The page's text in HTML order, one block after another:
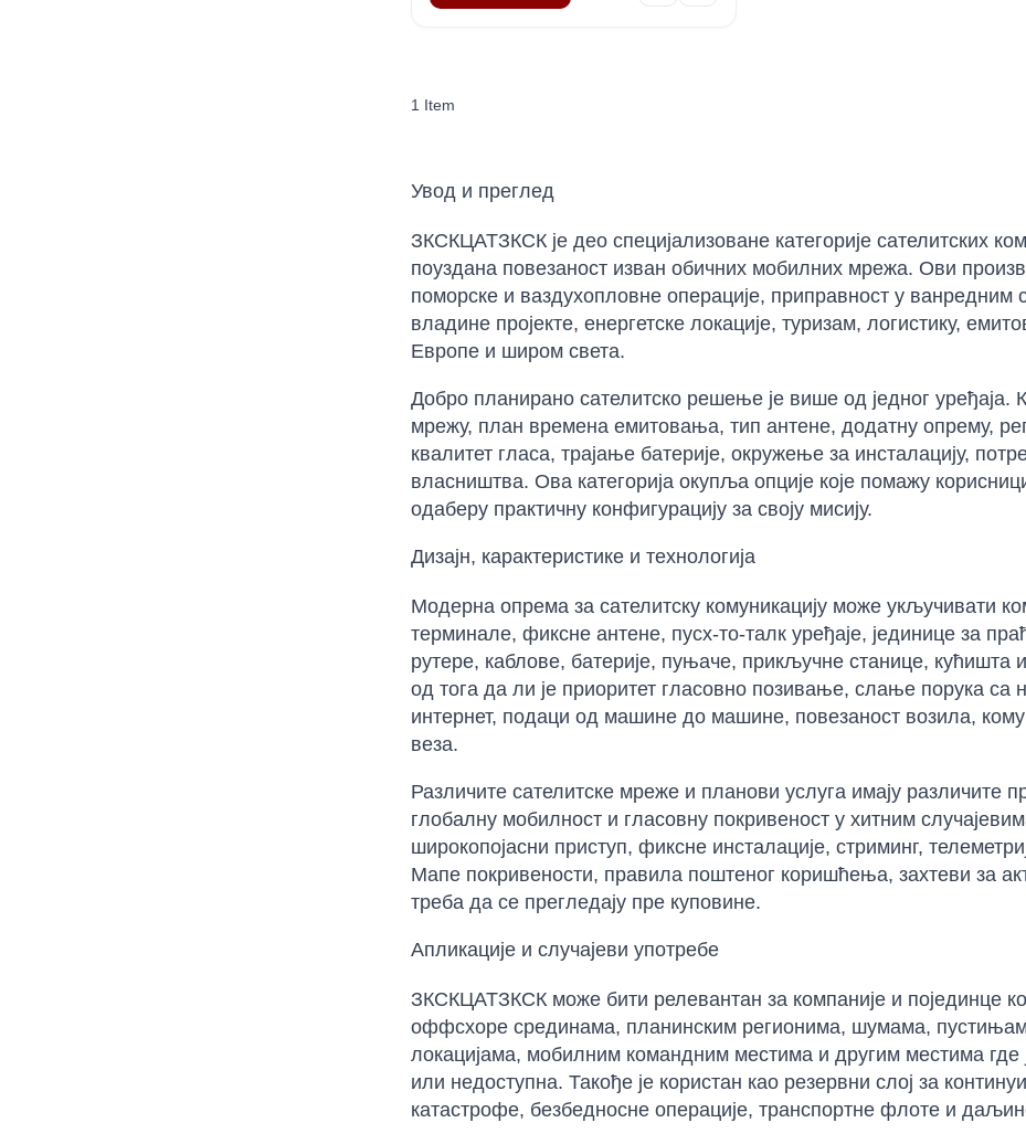
1 Item
Увод и преглед
ЗКСКЦАТЗКСК је део специјализоване категорије сателитских
поуздана повезаност изван обичних мобилних мрежа. Ови
поморске и ваздухопловне операције, приправност у ванредним
владине пројекте, енергетске локације, туризам, логистику,
Европе и широм света.
Добро планирано сателитско решење је више од једног уређаја.
мрежу, план времена емитовања, тип антене, додатну опрему,
квалитет гласа, трајање батерије, окружење за инсталацију,
власништва. Ова категорија окупља опције које помажу
одаберу практичну конфигурацију за своју мисију.
Дизајн, карактеристике и технологија
Модерна опрема за сателитску комуникацију може укључивати
терминале, фиксне антене, пусх-то-талк уређаје, јединице за
рутере, каблове, батерије, пуњаче, прикључне станице, кућишта
од тога да ли је приоритет гласовно позивање, слање порука са
интернет, подаци од машине до машине, повезаност возила,
веза.
Различите сателитске мреже и планови услуга имају различите
глобалну мобилност и гласовну покривеност у хитним
широкопојасни приступ, фиксне инсталације, стриминг,
Мапе покривености, правила поштеног коришћења, захтеви за
треба да се прегледају пре куповине.
Апликације и случајеви употребе
ЗКСКЦАТЗКСК може бити релевантан за компаније и појединце
оффсхоре срединама, планинским регионима, шумама,
локацијама, мобилним командним местима и другим местима где
или недоступна. Такође је користан као резервни слој за
катастрофе, безбедносне операције, транспортне флоте и